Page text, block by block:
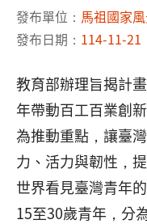
發布單位： 馬祖國家
發布日期： 114-11-21
教育部辦理旨揭計
年帶動百工百業創
為推動重點，讓臺
力、活力與韌性，
世界看見臺灣青年
15至30歲青年，分